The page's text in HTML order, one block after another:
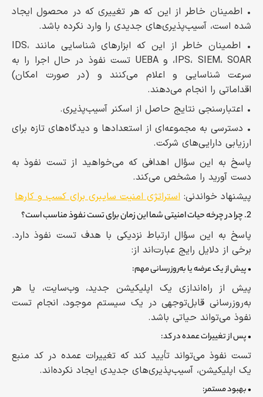
• اطمینان خاطر از این که هر تغییری که در محصول ایجاد
شده است، آسیب‌پذیری‌های جدیدی را وارد نکرده باشد.
• اطمینان خاطر از این که ابزارهای شناسایی مانند IDS،
IPS، SIEM، SOAR، و UEBA تست نفوذ در حال اجرا را به
سرعت شناسایی و اعلام می‌کنند و (در صورت امکان)
اقداماتی را انجام می‌دهند.
• اعتبارسنجی نتایج حاصل از اسکنر آسیب‌پذیری.
• دسترسی به مجموعه‌ای از استعدادها و دیدگاه‌های تازه برای
ارزیابی دارایی‌های شرکت.
پاسخ به این سؤال اهدافی که می‌خواهید از تست نفوذ به
دست آورید را مشخص می‌کند.
پیشنهاد خواندنی: استراتژی امنیت سایبری برای کسب و کارها
2. چرا در چرخه حیات امنیتی شما این زمان برای تست نفوذ مناسب است؟
پاسخ به این سؤال ارتباط نزدیکی با هدف تست نفوذ دارد.
برخی از دلایل رایج عبارت‌اند از:
• پیش از یک عرضه یا به‌روزرسانی مهم:
پیش از راه‌اندازی یک اپلیکیشن جدید، وب‌سایت، یا هر
به‌روزرسانی قابل‌توجهی در یک سیستم موجود، انجام تست
نفوذ می‌تواند حیاتی باشد.
• پس از تغییرات عمده در کد:
تست نفوذ می‌تواند تأیید کند که تغییرات عمده در کد منبع
یک اپلیکیشن، آسیب‌پذیری‌های جدیدی ایجاد نکرده‌اند.
• بهبود مستمر: